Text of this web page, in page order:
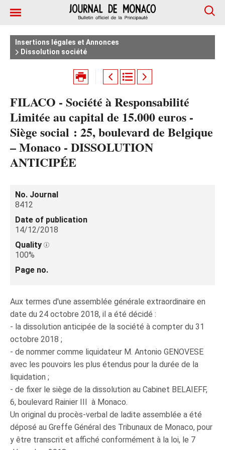
Insertions légales et Annonces
Dissolution société
FILACO - Société à Responsabilité
Limitée au capital de 15.000 euros -
Siège social : 25, boulevard de Belgique
– Monaco - DISSOLUTION
ANTICIPÉE
No. Journal
8412
Date of publication
14/12/2018
Quality
100%
Page no.
Aux termes d'une assemblée générale extraordinaire en
date du 24 octobre 2018, il a été décidé :
- la dissolution anticipée de la société à compter du 31
octobre 2018 ;
- de nommer comme liquidateur M. Antonio GENOVESE
avec les pouvoirs les plus étendus pour la durée de la
liquidation ;
- de fixer le siège de la dissolution au Cabinet BELAIEFF,
6, boulevard Rainier III à Monaco.
Un original du procès-verbal de ladite assemblée a été
déposé au Greffe Général des Tribunaux de Monaco, pour
y être transcrit et affiché conformément à la loi, le 7